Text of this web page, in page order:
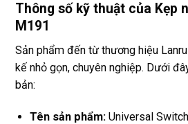
Thông số kỹ thuật của Kẹp
M191
Sản phẩm đến từ thương hiệu
kế nhỏ gọn, chuyên nghiệp. Dưới
bản:
Tên sản phẩm: Universal